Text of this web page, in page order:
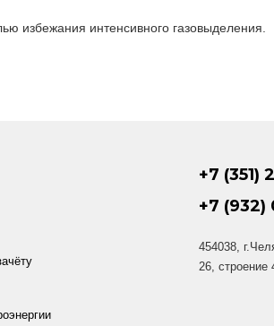
избежания интенсивного газовыделения.
+7 (351)
+7 (932)
454038,
26,